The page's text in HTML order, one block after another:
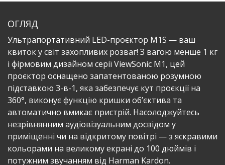
ОГЛЯД
​Ультрапортативний LED-проєктор M1S — ваш
квиток у світ захопливих розваг! З вагою менше 1 кг
і фірмовим дизайном серії ViewSonic M1, цей
проєктор оснащено запатентованою розумною
підставкою 3-в-1, яка забезпечує кут проєкції на
360°, виконує функцію кришки об’єктива та
автоматично вмикає пристрій. Насолоджуйтесь
незрівнянним аудіовізуальним досвідом у
приміщенні чи на відкритому повітрі — з яскравими
кольорами на великому екрані до 100 дюймів і
потужним звучанням від Harman Kardon.